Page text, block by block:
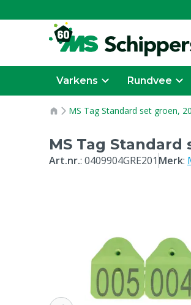
Varkens Rundvee
MS Tag Standard set groen,
MS Tag Standard
Art.nr.: 0409904GRE201 Merk: